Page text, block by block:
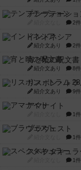
テンプテーショ
2
インドネシア
紹介文あり 2
宵と暁の呪文書
紹介文あり 8
リスボン・トラ
紹介文あり 9
アマナイト
1
ブラヴェスト
1
スペクタキュラ
1